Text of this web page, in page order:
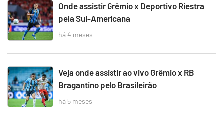
Onde assistir Grêmio x Deportivo Riestra
pela Sul-Americana
há 4 meses
Veja onde assistir ao vivo Grêmio x RB
Bragantino pelo Brasileirão
há 5 meses